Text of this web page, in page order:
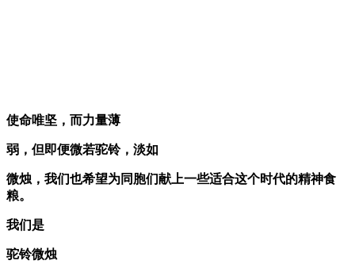
使命唯坚，而力量薄
弱，但即便微若驼铃，淡如
微烛，我们也希望为同胞们献上一些适合这个时代的精神食
粮。
我们是
驼铃微烛